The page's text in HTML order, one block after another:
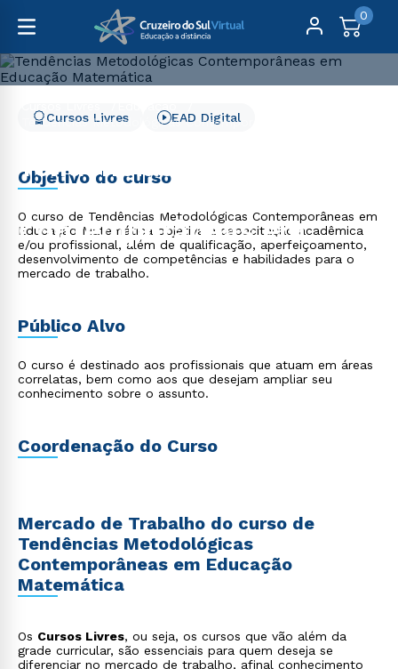
0
Tendências Metodológicas Contemporâneas em Educação
Tendências
Metodológicas
Contemporâneas em
Educação Matemática
Cursos Livres EAD Digital
Objetivo do curso
O curso de Tendências Metodológicas Contemporâneas em
Educação Matemática objetiva a capacitação acadêmica
e/ou profissional, além de qualificação, aperfeiçoamento,
desenvolvimento de competências e habilidades para o
mercado de trabalho.
Público Alvo
O curso é destinado aos profissionais que atuam em áreas
correlatas, bem como aos que desejam ampliar seu
conhecimento sobre o assunto.
Coordenação do Curso
Mercado de Trabalho do curso de
Tendências Metodológicas
Contemporâneas em Educação
Matemática
Os Cursos Livres, ou seja, os cursos que vão além da
grade curricular, são essenciais para quem deseja se
diferenciar no mercado de trabalho, afinal conhecimento